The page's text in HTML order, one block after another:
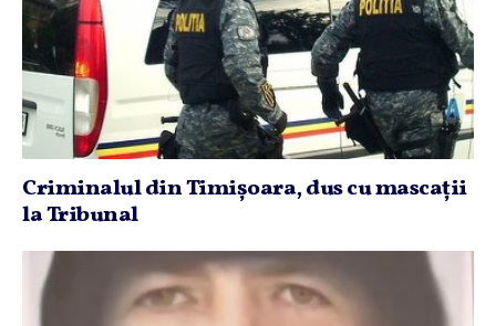
Criminalul din Timişoara, dus cu mascaţii
la Tribunal